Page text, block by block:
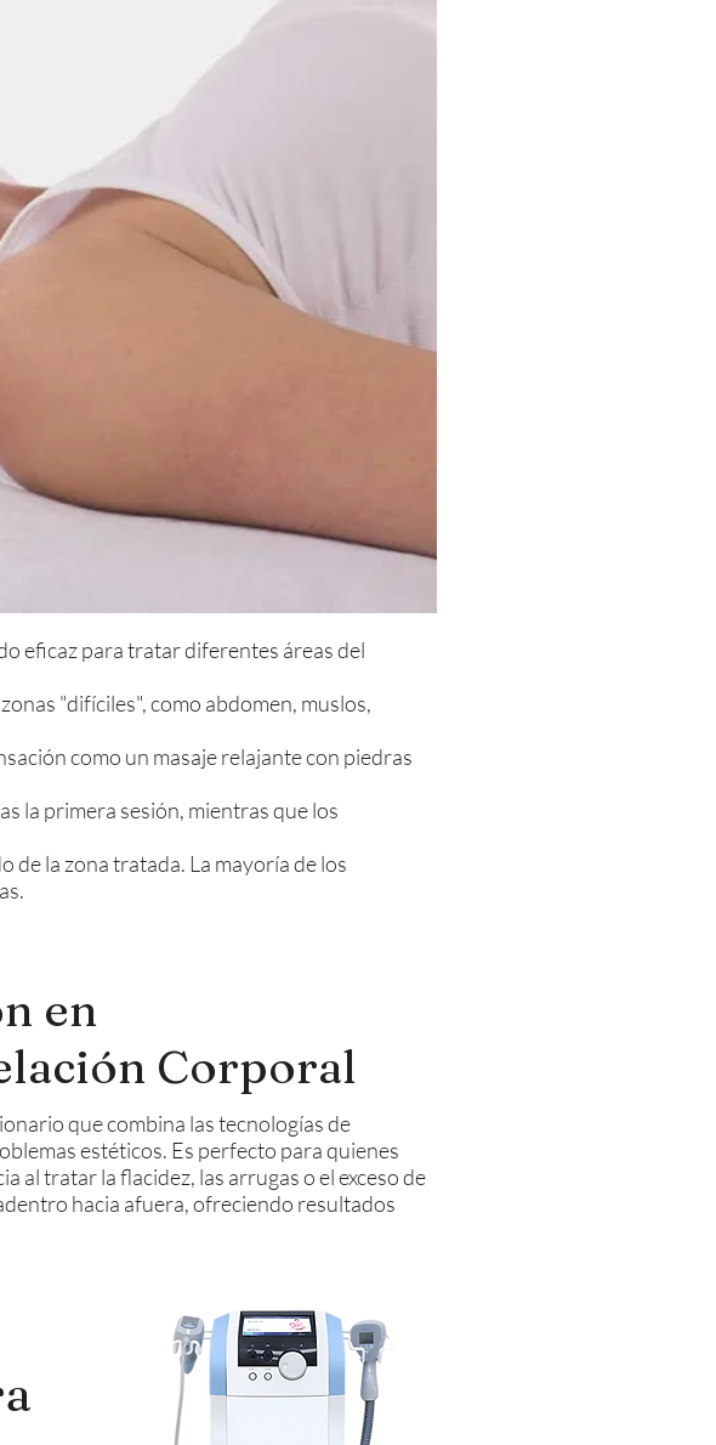
eficaz para tratar diferentes áreas del
"difíciles", como abdomen, muslos,
como un masaje relajante con piedras
la primera sesión, mientras que los
de la zona tratada. La mayoría de los
en
Corporal
que combina las tecnologías de
estéticos. Es perfecto para quienes
al tratar la flacidez, las arrugas o el exceso de
hacia afuera, ofreciendo resultados